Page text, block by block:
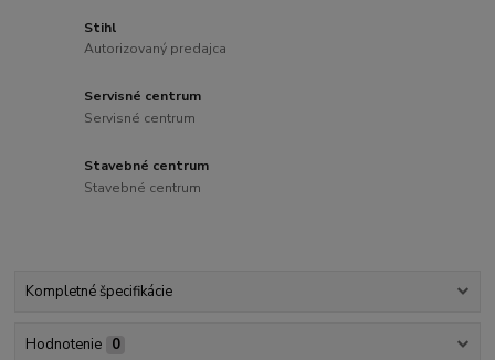
Stihl
Autorizovaný predajca
Servisné centrum
Servisné centrum
Stavebné centrum
Stavebné centrum
Kompletné špecifikácie
Hodnotenie 0